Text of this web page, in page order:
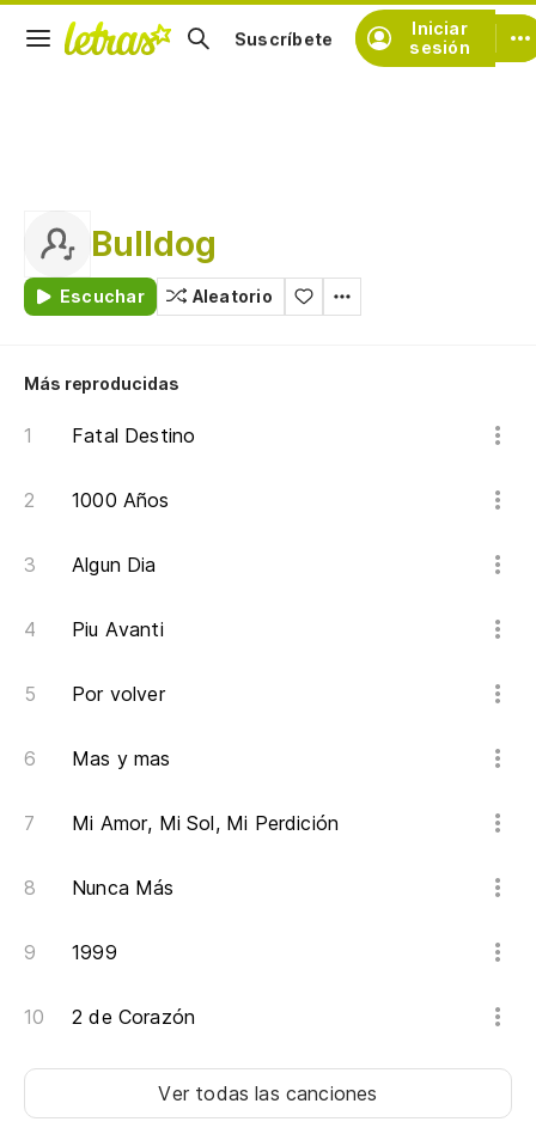
Iniciar
sesión
Suscríbete
Bulldog
Escuchar Aleatorio
Más reproducidas
Fatal Destino
1000 Años
Algun Dia
Piu Avanti
Por volver
Mas y mas
Mi Amor, Mi Sol, Mi Perdición
Nunca Más
1999
2 de Corazón
Ver todas las canciones